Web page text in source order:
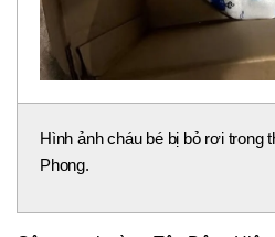
Hình ảnh cháu bé bị bỏ rơi trong
Phong.